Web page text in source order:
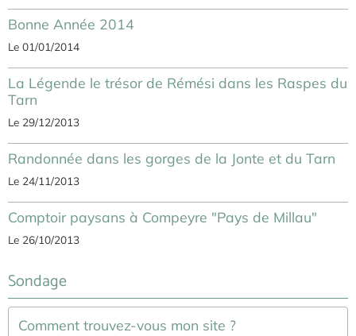
Bonne Année 2014
Le 01/01/2014
La Légende le trésor de Rémési dans les Raspes du
Tarn
Le 29/12/2013
Randonnée dans les gorges de la Jonte et du Tarn
Le 24/11/2013
Comptoir paysans à Compeyre "Pays de Millau"
Le 26/10/2013
Sondage
Comment trouvez-vous mon site ?